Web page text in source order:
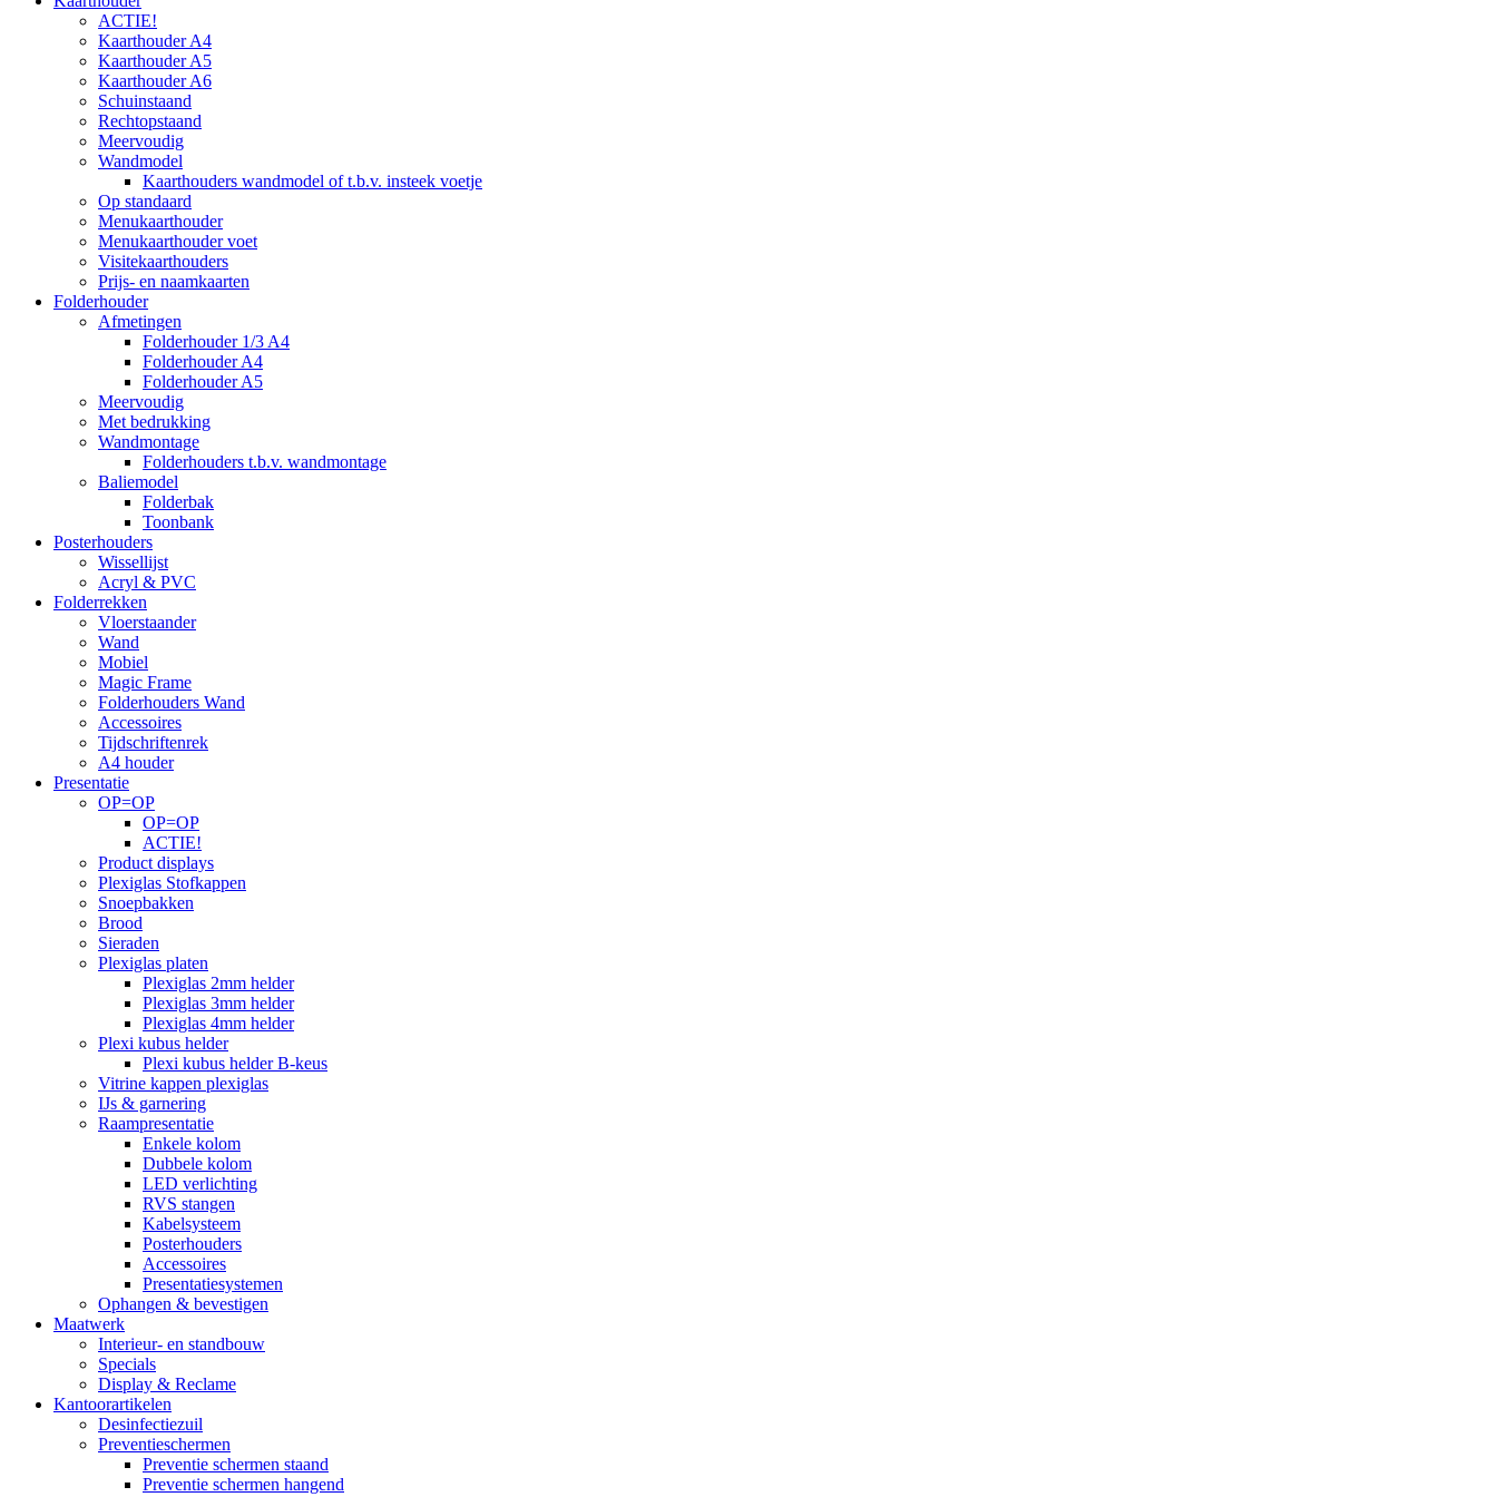
ACTIE!
Kaarthouder A4
Kaarthouder A5
Kaarthouder A6
Schuinstaand
Rechtopstaand
Meervoudig
Wandmodel
Kaarthouders wandmodel of t.b.v. insteek voetje
Op standaard
Menukaarthouder
Menukaarthouder voet
Visitekaarthouders
Prijs- en naamkaarten
Folderhouder
Afmetingen
Folderhouder 1/3 A4
Folderhouder A4
Folderhouder A5
Meervoudig
Met bedrukking
Wandmontage
Folderhouders t.b.v. wandmontage
Baliemodel
Folderbak
Toonbank
Posterhouders
Wissellijst
Acryl & PVC
Folderrekken
Vloerstaander
Wand
Mobiel
Magic Frame
Folderhouders Wand
Accessoires
Tijdschriftenrek
A4 houder
Presentatie
OP=OP
OP=OP
ACTIE!
Product displays
Plexiglas Stofkappen
Snoepbakken
Brood
Sieraden
Plexiglas platen
Plexiglas 2mm helder
Plexiglas 3mm helder
Plexiglas 4mm helder
Plexi kubus helder
Plexi kubus helder B-keus
Vitrine kappen plexiglas
IJs & garnering
Raampresentatie
Enkele kolom
Dubbele kolom
LED verlichting
RVS stangen
Kabelsysteem
Posterhouders
Accessoires
Presentatiesystemen
Ophangen & bevestigen
Maatwerk
Interieur- en standbouw
Specials
Display & Reclame
Kantoorartikelen
Desinfectiezuil
Preventieschermen
Preventie schermen staand
Preventie schermen hangend